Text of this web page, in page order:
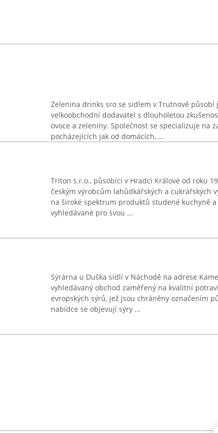
Zelenina drinks sro se sídlem v Trutnově působí
velkoobchodní dodavatel s dlouholetou
ovoce a zeleniny. Společnost se specializuje na
pocházejících jak od domácích, ...
Triton s.r.o., působící v Hradci Králové od roku
českým výrobcům lahůdkářských a cukrářských
na široké spektrum produktů studené kuchyně
vyhledávané pro svou ...
Sýrárna u Duška sídlí v Náchodě na adrese
vyhledávaný obchod zaměřený na kvalitní
evropských sýrů, jež jsou chráněny označením
nabídce se objevují sýry ...